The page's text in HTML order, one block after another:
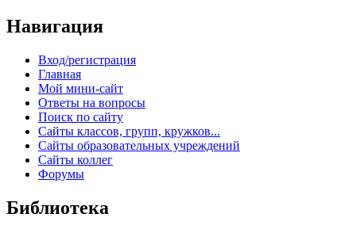
Навигация
Вход/регистрация
Главная
Мой мини-сайт
Ответы на вопросы
Поиск по сайту
Сайты классов, групп, кружков...
Сайты образовательных учреждений
Сайты коллег
Форумы
Библиотека